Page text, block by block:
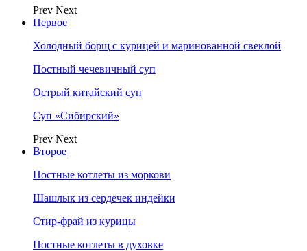
Prev Next
Первое
Холодный борщ с курицей и маринованной свеклой
Постный чечевичный суп
Острый китайский суп
Суп «Сибирский»
Prev Next
Второе
Постные котлеты из моркови
Шашлык из сердечек индейки
Стир-фрай из курицы
Постные котлеты в духовке